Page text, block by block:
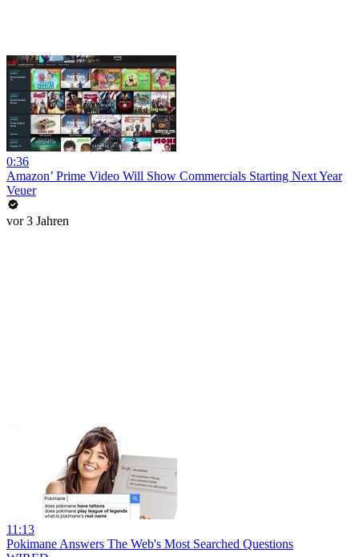
0:36
Amazon’ Prime Video Will Show Commercials Starting Next Year
Veuer
vor 3 Jahren
11:13
Pokimane Answers The Web's Most Searched Questions